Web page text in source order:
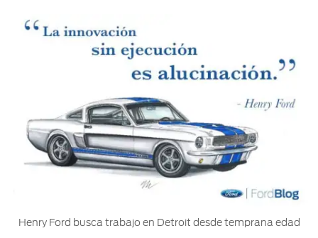
Catálogos
Kits de
Accesorios
Credit
Garantía
Colisión y
Partes
Originales
Mantenimiento
Cita de
Promociones
de Servicio
Llamado
Garantía
Desempeño
Trabajo
Registrarse
Henry Ford busca trabajo en Detroit desde temprana edad